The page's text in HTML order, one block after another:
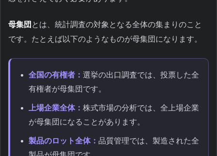
母集団 とは、統計調査の対象となる全体の集まりのこと
です。たとえば以下のようなものが母集団になります。
全国の有権者： 選挙の出口調査では、投票した全
有権者が母集団です。
上場企業全体： 株式市場の分析では、全上場企業
が母集団になることがあります。
製品のロット全体： 品質管理では、製造された全